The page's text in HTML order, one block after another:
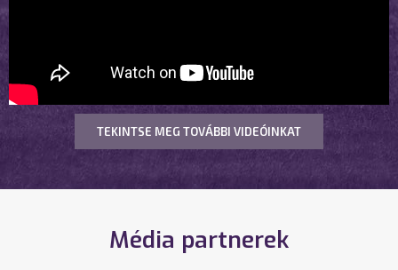
TEKINTSE MEG TOVÁBBI VIDEÓINKAT
Média partnerek